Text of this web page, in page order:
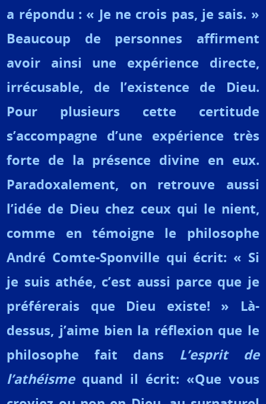
a répondu : « Je ne crois pas, je sais. »
Beaucoup de personnes affirment
avoir ainsi une expérience directe,
irrécusable, de l’existence de Dieu.
Pour plusieurs cette certitude
s’accompagne d’une expérience très
forte de la présence divine en eux.
Paradoxalement, on retrouve aussi
l’idée de Dieu chez ceux qui le nient,
comme en témoigne le philosophe
André Comte-Sponville qui écrit: « Si
je suis athée, c’est aussi parce que je
préférerais que Dieu existe! » Là-
dessus, j’aime bien la réflexion que le
philosophe fait dans L’esprit de
l’athéisme quand il écrit: «Que vous